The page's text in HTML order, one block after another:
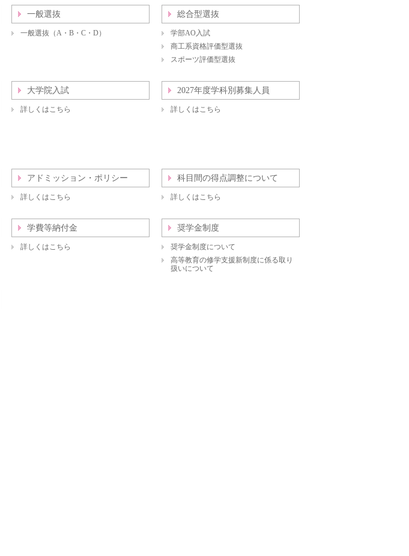
一般選抜
一般選抜（A・B・C・D）
総合型選抜
学部AO入試
商工系資格評価型選抜
スポーツ評価型選抜
大学院入試
詳しくはこちら
2027年度学科別募集人員
詳しくはこちら
アドミッション・ポリシー
詳しくはこちら
科目間の得点調整について
詳しくはこちら
学費等納付金
詳しくはこちら
奨学金制度
奨学金制度について
高等教育の修学支援新制度に係る取り
扱いについて